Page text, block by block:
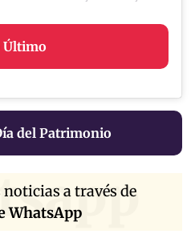
Último
del Patrimonio
a través de
WhatsApp